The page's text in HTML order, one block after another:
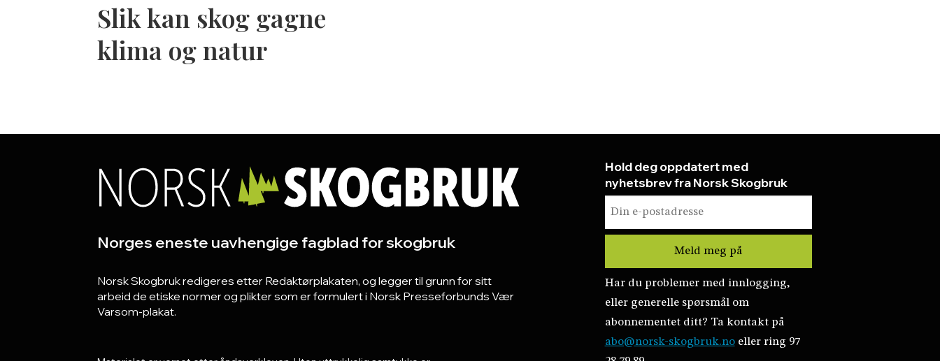
Slik kan skog gagne
klima og natur
Norges eneste uavhengige fagblad for skogbruk
Norsk Skogbruk redigeres etter Redaktørplakaten, og legger til grunn for sitt
arbeid de etiske normer og plikter som er formulert i Norsk Presseforbunds Vær
Varsom-plakat.
Hold deg oppdatert med
nyhetsbrev fra Norsk Skogbruk
Har du problemer med innlogging,
eller generelle spørsmål om
abonnementet ditt? Ta kontakt på
abo@norsk-skogbruk.noeller ring 97